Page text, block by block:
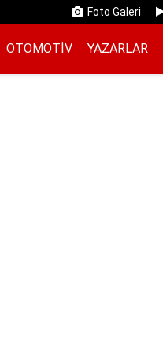
Foto Galeri
OTOMOTIV YAZARLAR